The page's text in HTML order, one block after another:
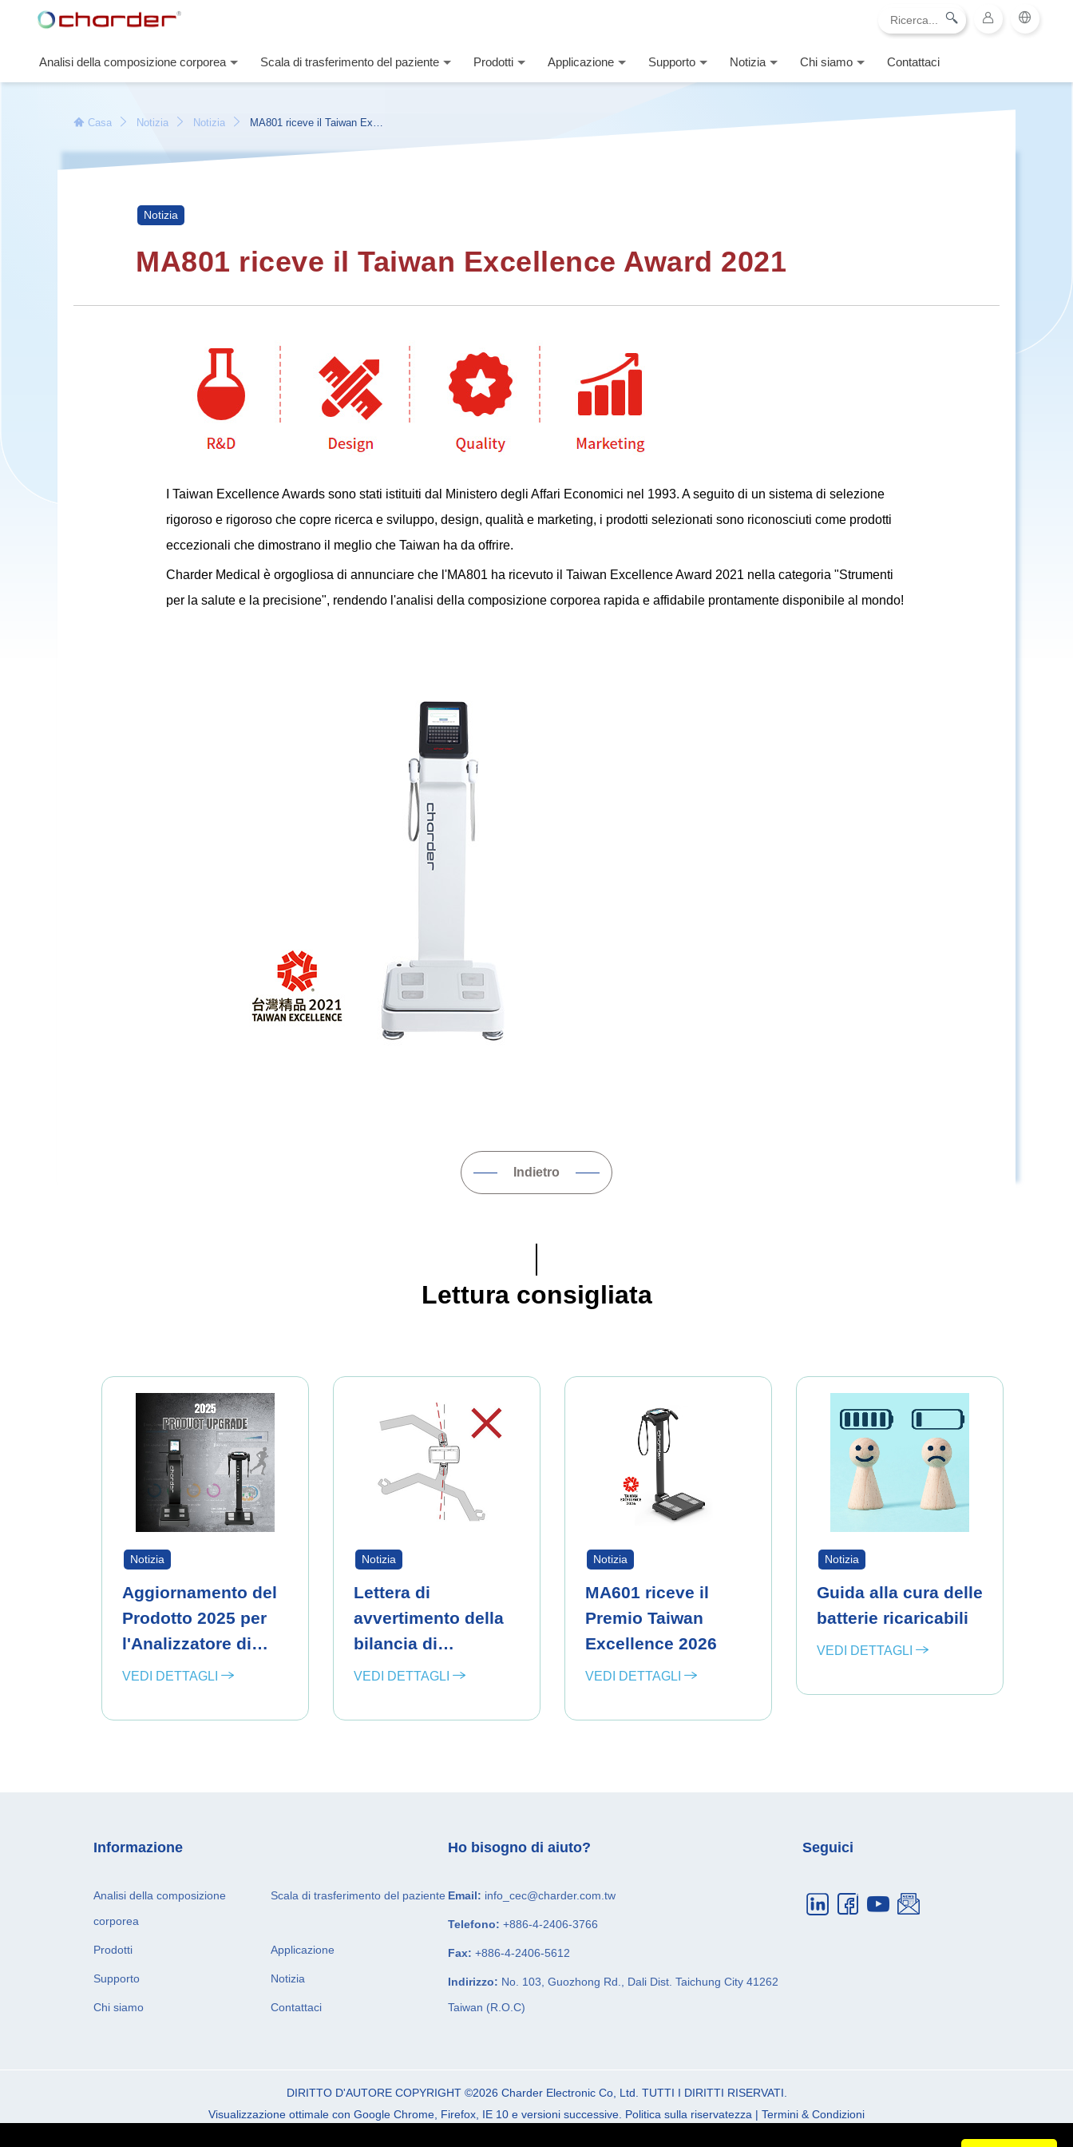
Analisi della composizione corporea Scala di trasferimento del paziente Prodotti Applicazione Supporto Notizia Chi siamo Contattaci
Casa Notizia Notizia
MA801 riceve il Taiwan Exce
Notizia
MA801 riceve il Taiwan Excellence Award 2021
I Taiwan Excellence Awards sono stati istituiti dal Ministero degli Affari Economici nel 1993. A seguito di un sistema di selezione
rigoroso e rigoroso che copre ricerca e sviluppo, design, qualità e marketing, i prodotti selezionati sono riconosciuti come prodotti
eccezionali che dimostrano il meglio che Taiwan ha da offrire.
Charder Medical è orgogliosa di annunciare che l'MA801 ha ricevuto il Taiwan Excellence Award 2021 nella categoria "Strumenti
per la salute e la precisione", rendendo l'analisi della composizione corporea rapida e affidabile prontamente disponibile al mondo!
Indietro
Lettura consigliata
Notizia
Aggiornamento del
Prodotto 2025 per
l'Analizzatore di
Composizione
VEDI DETTAGLI
Notizia
Lettera di
avvertimento della
bilancia di
sollevamento
VEDI DETTAGLI
Notizia
MA601 riceve il
Premio Taiwan
Excellence 2026
VEDI DETTAGLI
Notizia
Guida alla cura delle
batterie ricaricabili
VEDI DETTAGLI
Informazione
Analisi della composizione
corporea
Scala di trasferimento del paziente
Prodotti Applicazione
Supporto Notizia
Chi siamo Contattaci
Ho bisogno di aiuto?
Email: info_cec@charder.com.tw
Telefono: +886-4-2406-3766
Fax: +886-4-2406-5612
Indirizzo: No. 103, Guozhong Rd., Dali Dist. Taichung City 41262
Taiwan (R.O.C)
Seguici
DIRITTO D'AUTORE COPYRIGHT ©2026 Charder Electronic Co, Ltd. TUTTI I DIRITTI RISERVATI.
Visualizzazione ottimale con Google Chrome, Firefox, IE 10 e versioni successive. Politica sulla riservatezza | Termini & Condizioni